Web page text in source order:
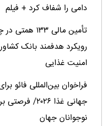
دامی را شفاف کرد + فیلم
تأمین مالی
رویکرد هدفمند بانک
امنیت غذایی
فراخوان بین‌المللی فائو
جهانی غذا
نوجوانان جهان